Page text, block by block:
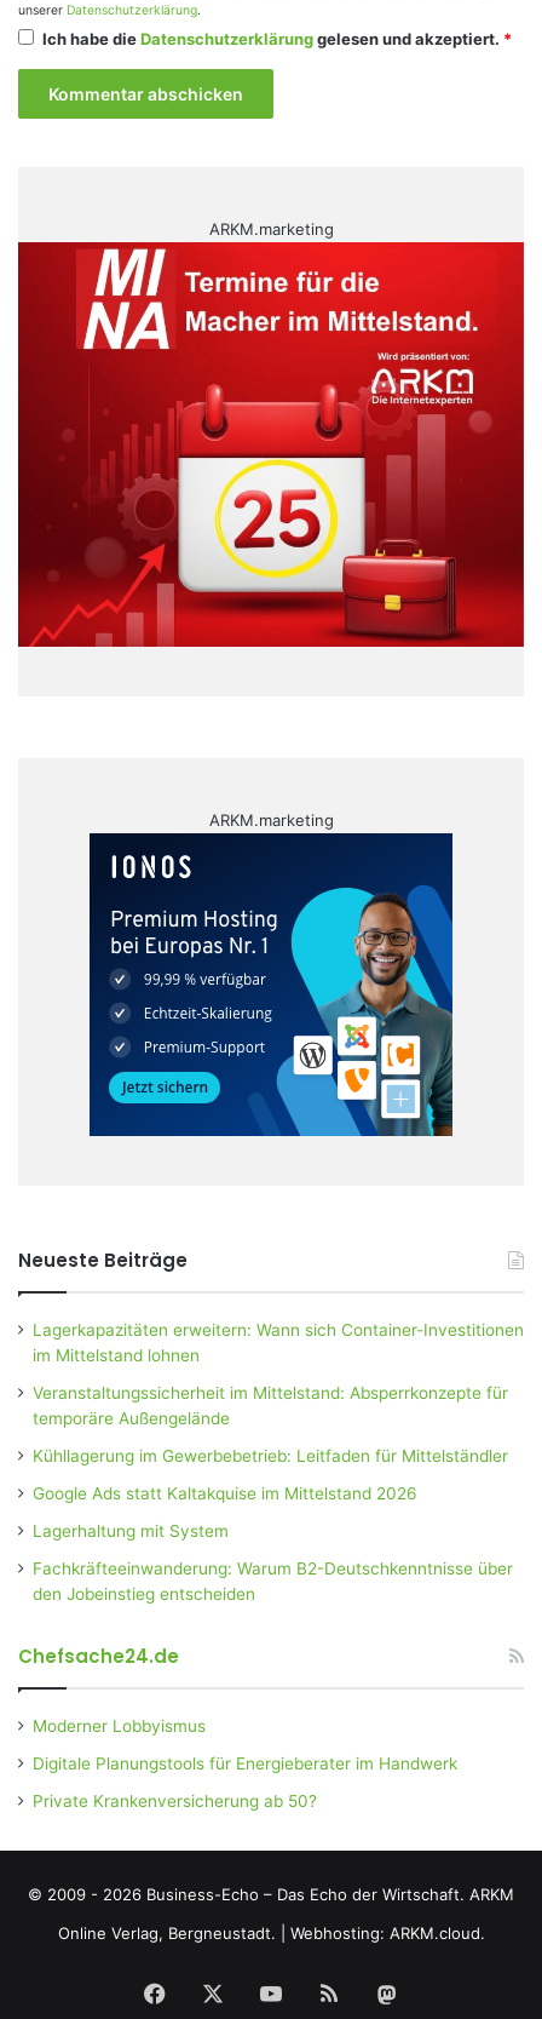
unserer Datenschutzerklärung.
Ich habe dieDatenschutzerklärunggelesen und akzeptiert. *
ARKM.marketing
ARKM.marketing
Neueste Beiträge
Lagerkapazitäten erweitern: Wann sich Container-Investitionen
im Mittelstand lohnen
Veranstaltungssicherheit im Mittelstand: Absperrkonzepte für
temporäre Außengelände
Kühllagerung im Gewerbebetrieb: Leitfaden für Mittelständler
Google Ads statt Kaltakquise im Mittelstand 2026
Lagerhaltung mit System
Fachkräfteeinwanderung: Warum B2-Deutschkenntnisse über
den Jobeinstieg entscheiden
Chefsache24.de
Moderner Lobbyismus
Digitale Planungstools für Energieberater im Handwerk
Private Krankenversicherung ab 50?
© 2009 - 2026 Business-Echo – Das Echo der Wirtschaft. ARKM
Online Verlag, Bergneustadt.
Webhosting: ARKM.cloud.
Facebook YouTubeRSS